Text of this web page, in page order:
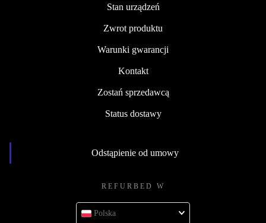
Stan urządzeń
Zwrot produktu
Warunki gwarancji
Kontakt
Zostań sprzedawcą
Status dostawy
Odstąpienie od umowy
REFURBED W
Polska